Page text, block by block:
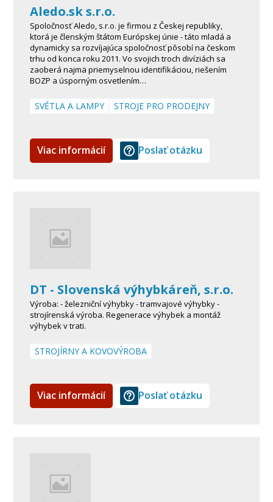
Aledo.sk s.r.o.
Spoločnosť Aledo, s.r.o. je firmou z Českej republiky,
ktorá je členským štátom Európskej únie - táto mladá a
dynamicky sa rozvíjajúca spoločnosť pôsobí na českom
trhu od konca roku 2011. Vo svojich troch divíziách sa
zaoberá najmä priemyselnou identifikáciou, riešením
BOZP a úsporným osvetlením…
SVĚTLA A LAMPY STROJE PRO PRODEJNY
Viac informácií Poslať otázku
DT - Slovenská výhybkáreň, s.r.o.
Výroba: - železniční výhybky - tramvajové výhybky -
strojírenská výroba. Regenerace výhybek a montáž
výhybek v trati.
STROJÍRNY A KOVOVÝROBA
Viac informácií Poslať otázku